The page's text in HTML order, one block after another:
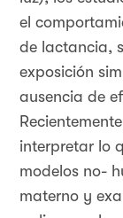
el
de lactancia,
exposición
ausencia de
interpretar lo
modelos no-
materno y